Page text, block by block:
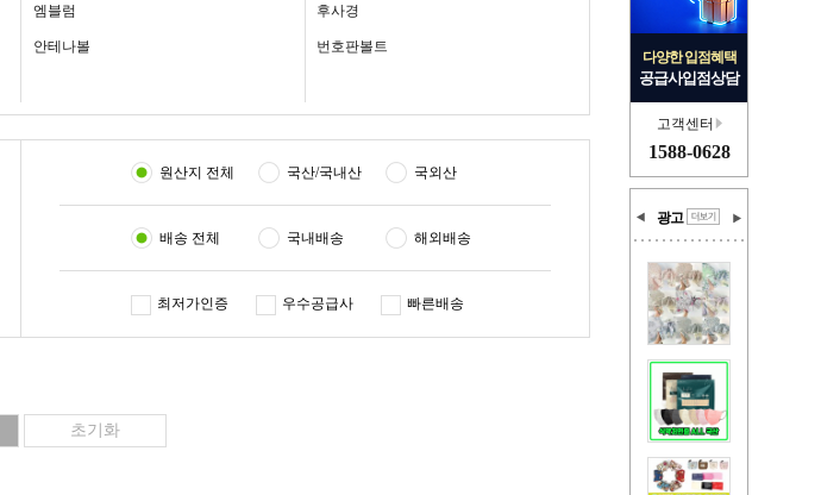
다양한 입점혜택
공급사입점상담
고객센터
1588-0628
광고
엠블럼 후사경
안테나볼 번호판볼트
원산지 전체 국산/국내산 국외산
배송 전체 국내배송 해외배송
최저가인증 우수공급사 빠른배송